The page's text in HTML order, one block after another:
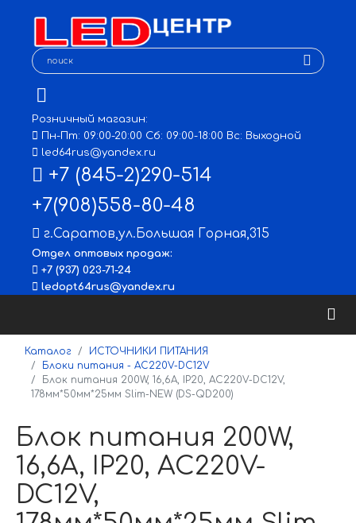
Розничный магазин:
Пн-Пт: 09:00-20:00 Сб: 09:00-18:00 Вс: Выходной
led64rus@yandex.ru
+7 (845-2)290-514
+7(908)558-80-48
г.Саратов,ул.Большая Горная,315
Отдел оптовых продаж:
+7 (937) 023-71-24
ledopt64rus@yandex.ru
Каталог
ИСТОЧНИКИ ПИТАНИЯ
Блоки питания - AC220V-DC12V
Блок питания 200W, 16,6A, IP20, AC220V-DC12V,
178мм*50мм*25мм Slim-NEW (DS-QD200)
Блок питания 200W,
16,6A, IP20, AC220V-
DC12V,